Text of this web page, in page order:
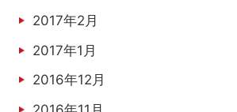
2017年2月
2017年1月
2016年12月